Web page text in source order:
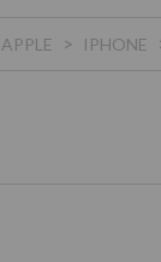
APPLE > IPHONE